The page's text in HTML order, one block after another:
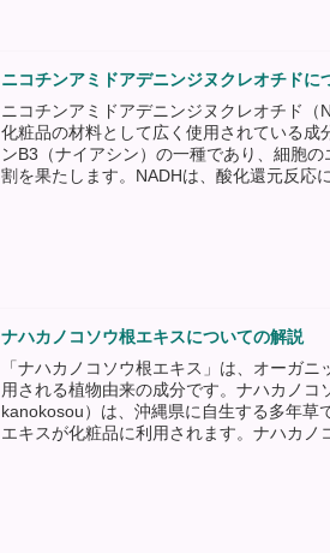
ニコチンアミドアデニンジヌクレオチドに
ニコチンアミドアデニンジヌクレオチド（
化粧品の材料として広く使用されている成
ンB3（ナイアシン）の一種であり、細胞
割を果たします。NADHは、酸化還元反応
ナハカノコソウ根エキスについての解説
「ナハカノコソウ根エキス」は、オーガ
用される植物由来の成分です。ナハカノコ
kanokosou）は、沖縄県に自生する多年草
エキスが化粧品に利用されます。ナハカノ